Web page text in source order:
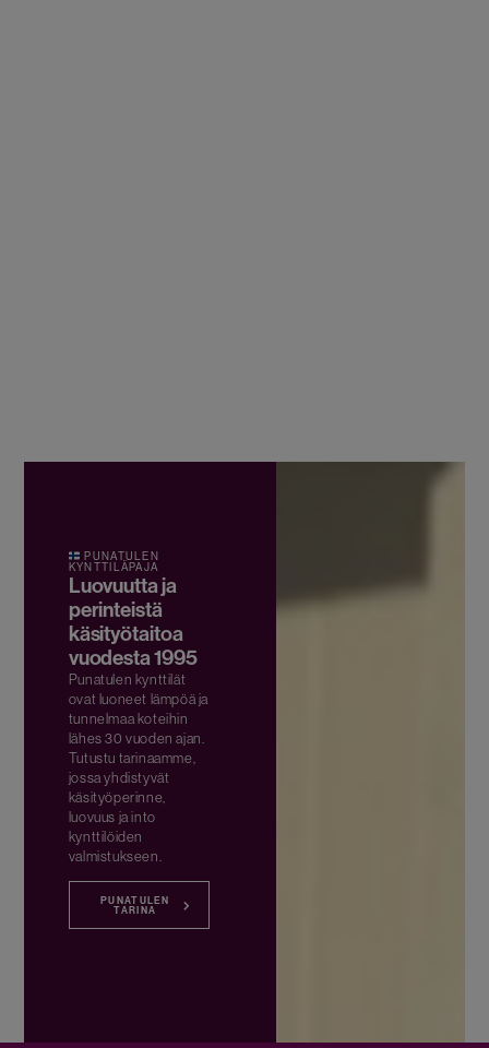
PUNATULEN
KYNTTILÄPAJA
Luovuutta ja
perinteistä
käsityötaitoa
vuodesta 1995
Punatulen kynttilät
ovat luoneet lämpöä ja
tunnelmaa koteihin
lähes 30 vuoden ajan.
Tutustu tarinaamme,
jossa yhdistyvät
käsityöperinne,
luovuus ja into
kynttilöiden
valmistukseen.
PUNATULEN
TARINA